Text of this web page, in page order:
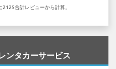
合計レビューから計算。
ンタカーサービス